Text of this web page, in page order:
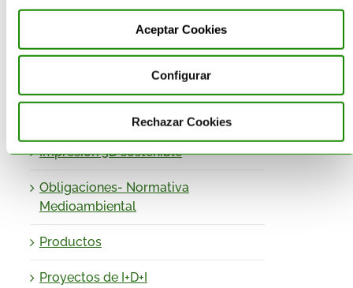
Aceptar Cookies
Configurar
Rechazar Cookies
Equipamiento – Almacén de
Gestión de Residuos
Impresión 3D sostenible
Obligaciones- Normativa
Medioambiental
Productos
Proyectos de I+D+I